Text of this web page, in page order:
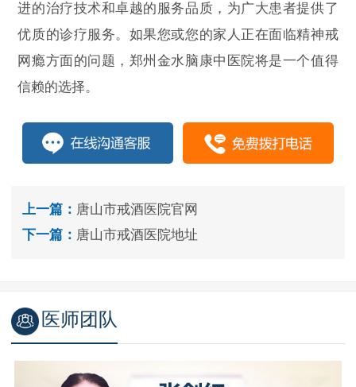
进的治疗技术和卓越的服务品质，为广大患者提供了
优质的诊疗服务。如果您或您的家人正在面临精神戒
网瘾方面的问题，郑州金水脑康中医院将是一个值得
信赖的选择。
上一篇： 唐山市戒酒医院官网
下一篇： 唐山市戒酒医院地址
医师团队